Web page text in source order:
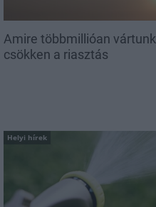
Amire többmillióan
csökken a riasztás
Helyi hírek